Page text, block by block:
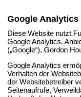
Google Analytics
Diese Website nutzt
Google Analytics.
(„Google“), Gordon
Google Analytics
Verhalten der
der Websitebetreiber
Seitenaufrufe,